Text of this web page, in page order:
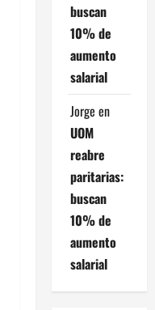
buscan
10% de
aumento
salarial
Jorge en
UOM
reabre
paritarias:
buscan
10% de
aumento
salarial